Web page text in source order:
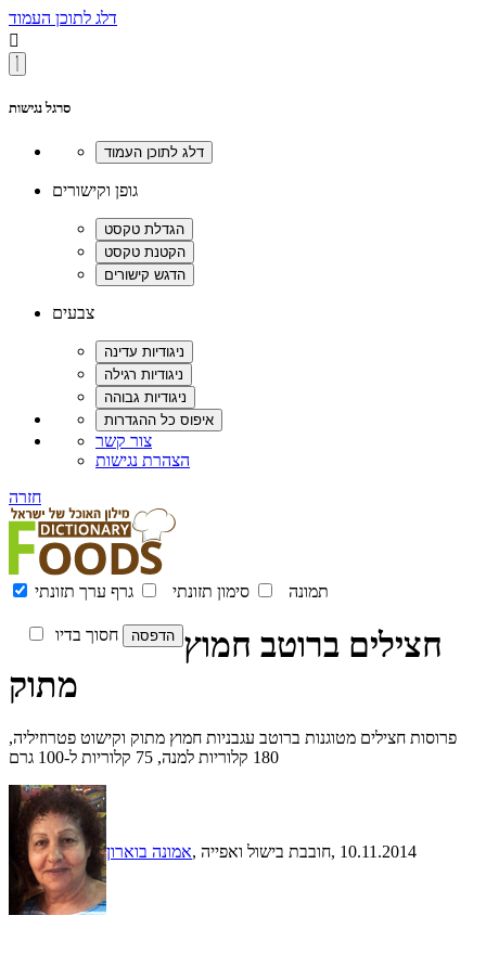
דלג לתוכן העמוד

סרגל נגישות
גופן וקישורים
צבעים
צור קשר
הצהרת נגישות
חזרה
תמונה סימון תזונתי גרף ערך תזונתי
חסוך בדיו
חצילים ברוטב חמוץ
מתוק
פרוסות חצילים מטוגנות ברוטב עגבניות חמוץ מתוק וקישוט פטרוזיליה,
180 קלוריות למנה, 75 קלוריות ל-100 גרם
אמונה בוארון , חובבת בישול ואפייה, 10.11.2014